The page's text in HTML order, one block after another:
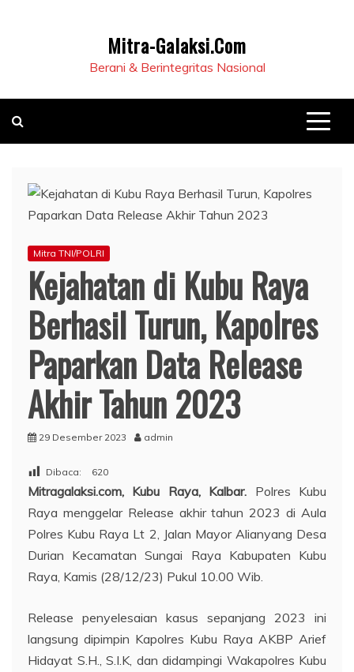
Mitra-Galaksi.Com
Berani & Berintegritas Nasional
Mitra TNI/POLRI
Kejahatan di Kubu Raya
Berhasil Turun, Kapolres
Paparkan Data Release
Akhir Tahun 2023
29 Desember 2023 admin
Dibaca: 620
Mitragalaksi.com, Kubu Raya, Kalbar. Polres Kubu
Raya menggelar Release akhir tahun 2023 di Aula
Polres Kubu Raya Lt 2, Jalan Mayor Alianyang Desa
Durian Kecamatan Sungai Raya Kabupaten Kubu
Raya, Kamis (28/12/23) Pukul 10.00 Wib.
Release penyelesaian kasus sepanjang 2023 ini
langsung dipimpin Kapolres Kubu Raya AKBP Arief
Hidayat S.H., S.I.K, dan didampingi Wakapolres Kubu